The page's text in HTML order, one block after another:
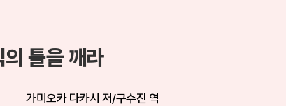
의 틀을 깨라
가미오카 다카시 저/구수진 역